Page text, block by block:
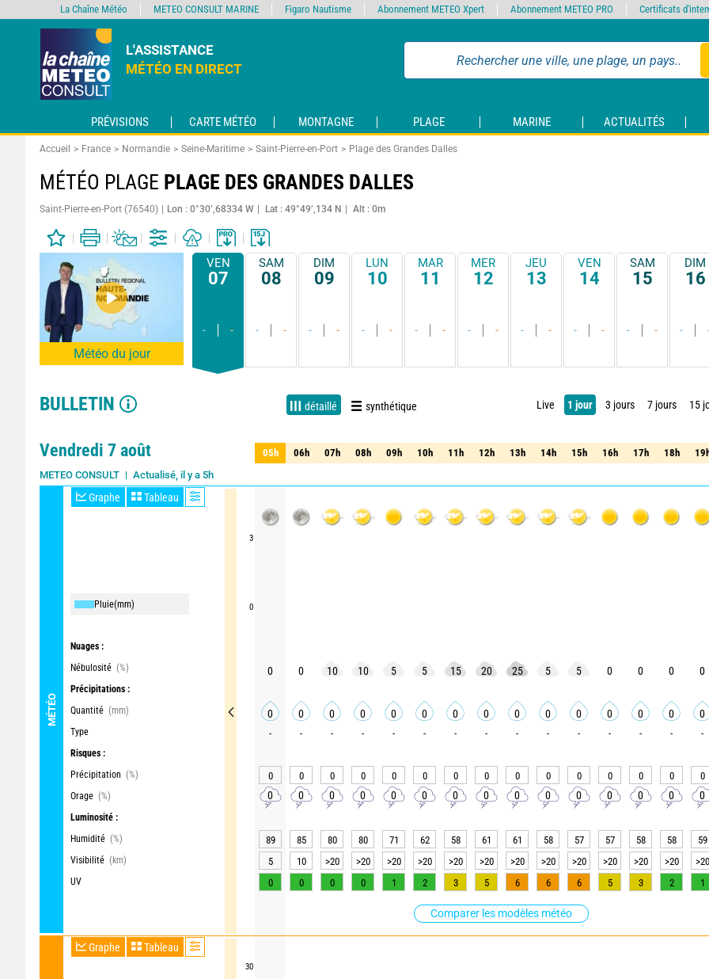
L'ASSISTANCE
MÉTÉO EN DIRECT
PRÉVISIONS CARTE MÉTÉO MONTAGNE PLAGE MARINE ACTUALITÉS
Accueil France Normandie Seine-Maritime Saint-Pierre-en-Port Plage des Grandes Dalles
MÉTÉO PLAGE PLAGE DES GRANDES DALLES
Saint-Pierre-en-Port (76540) Lon : 0°30’,68334 W Lat : 49°49’,134 N Alt : 0m
Météo du jour
VEN
07
- -
SAM
08
- -
DIM
09
- -
LUN
10
- -
MAR
11
- -
MER
12
- -
JEU
13
- -
VEN
14
- -
SAM
15
- -
DIM
16
-
BULLETIN détaillé synthétique Live 1 jour 3 jours 7 jours 15
Vendredi 7 août
METEO CONSULT Actualisé, il y a 5h
MÉTÉO
Graphe Tableau
Pluie(mm)
Nuages :
Nébulosité (%)
Précipitations :
Quantité (mm)
Type
Risques :
Précipitation (%)
Orage (%)
Luminosité :
Humidité (%)
Visibilité (km)
UV
Comparer les modèles météo
Graphe Tableau
3
0
30
05h 06h 07h 08h 09h 10h 11h 12h 13h 14h 15h 16h 17h 18h
05h 06h 07h 08h 09h 10h 11h 12h 13h 14h 15h 16h 17h 18h 19h
0 0 10 10 5 5 15 20 25 5 5 0 0 0 0
0 0 0 0 0 0 0 0 0 0 0 0 0 0 0
- - - - - - - - - - - - - - -
0 0 0 0 0 0 0 0 0 0 0 0 0 0 0
0 0 0 0 0 0 0 0 0 0 0 0 0 0 0
89 85 80 80 71 62 58 61 61 58 57 57 58 58 59
5
10 >20 >20 >20 >20 >20 >20 >20 >20 >20 >20 >20 >20 >20
0
0 0 0 1 2 3 5 6 6 6 5 3 2 1
La Chaîne Météo METEO CONSULT MARINE Figaro Nautisme Abonnement METEO Xpert Abonnement METEO PRO Certificats